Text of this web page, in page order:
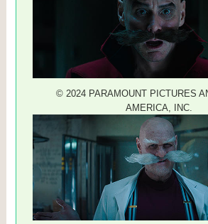
© 2024 PARAMOUNT PICTURES
AMERICA, INC.